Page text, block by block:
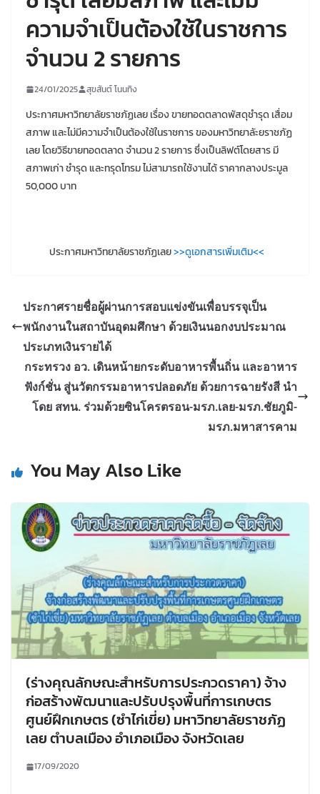
ความจำเป็นต้องใช้ในราชการ
จำนวน 2 รายการ
24/01/2025 สุขสันต์ โนนทิง
ประกาศมหาวิทยาลัยราชภัฏเลย เรื่อง ขายทอดตลาดพัสดุชำรุด เสื่อม
สภาพ และไม่มีความจำเป็นต้องใช้ในราชการ ของมหาวิทยาลัะยราชภัฏ
เลย โดยวิธีขายทอดตลาด จำนวน 2 รายการ ซึ่งเป็นลิฟต์โดยสาร มี
สภาพเก่า ชำรุด และทรุดโทรม ไม่สามารถใช้งานได้ ราคากลางประมูล
50,000 บาท
ประกาศมหาวิทยาลัยราชภัฏเลย>>ดูเอกสารเพิ่มเติม<<
ประกาศรายชื่อผู้ผ่านการสอบแข่งขันเพื่อบรรจุเป็น
พนักงานในสถาบันอุดมศึกษา ด้วยเงินนอกงบประมาณ
ประเภทเงินรายได้
กระทรวง อว. เดินหน้ายกระดับอาหารพื้นถิ่น และอาหาร
ฟังก์ชั่น สู่นวัตกรรมอาหารปลอดภัย ด้วยการฉายรังสี นำ
โดย สทน. ร่วมด้วยซินโครตรอน-มรภ.เลย-มรภ.ชัยภูมิ-
มรภ.มหาสารคาม
You May Also Like
(ร่างคุณลักษณะสำหรับการประกวดราคา) จ้าง
ก่อสร้างพัฒนาและปรับปรุงพื้นที่การเกษตร
ศูนย์ฝึกเกษตร (ซำไก่เขี่ย) มหาวิทยาลัยราชภัฏ
เลย ตำบลเมือง อำเภอเมือง จังหวัดเลย
17/09/2020